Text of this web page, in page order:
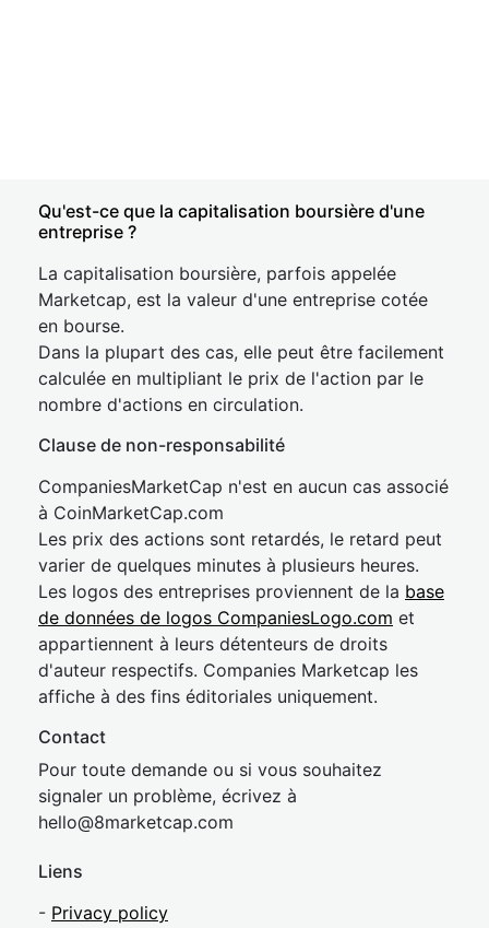
Qu'est-ce que la capitalisation boursière d'une
entreprise ?
La capitalisation boursière, parfois appelée
Marketcap, est la valeur d'une entreprise cotée
en bourse.
Dans la plupart des cas, elle peut être facilement
calculée en multipliant le prix de l'action par le
nombre d'actions en circulation.
Clause de non-responsabilité
CompaniesMarketCap n'est en aucun cas associé
à CoinMarketCap.com
Les prix des actions sont retardés, le retard peut
varier de quelques minutes à plusieurs heures.
Les logos des entreprises proviennent de la base
de données de logos CompaniesLogo.com et
appartiennent à leurs détenteurs de droits
d'auteur respectifs. Companies Marketcap les
affiche à des fins éditoriales uniquement.
Contact
Pour toute demande ou si vous souhaitez
signaler un problème, écrivez à
hello@8marketcap.com
Liens
- Privacy policy